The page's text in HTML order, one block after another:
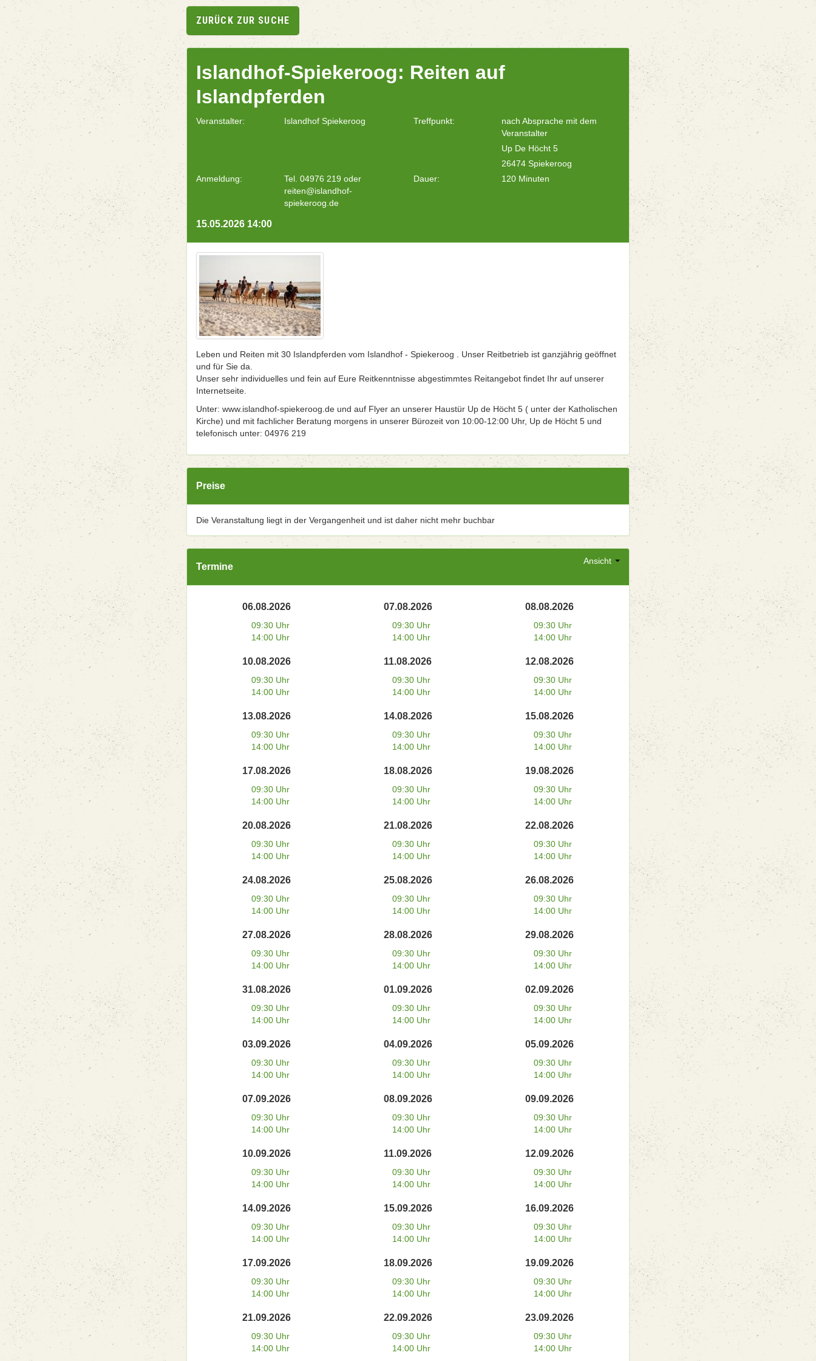
ZURÜCK ZUR SUCHE
Islandhof-Spiekeroog: Reiten auf
Islandpferden
Veranstalter: Islandhof Spiekeroog Treffpunkt:
nach Absprache mit dem
Veranstalter
Up De Höcht 5
26474 Spiekeroog
Anmeldung:
Tel. 04976 219 oder
reiten@islandhof-
spiekeroog.de
Dauer: 120 Minuten
15.05.2026 14:00
Leben und Reiten mit 30 Islandpferden vom Islandhof - Spiekeroog . Unser Reitbetrieb ist ganzjährig geöffnet
und für Sie da.
Unser sehr individuelles und fein auf Eure Reitkenntnisse abgestimmtes Reitangebot findet Ihr auf unserer
Internetseite.
Unter: www.islandhof-spiekeroog.de und auf Flyer an unserer Haustür Up de Höcht 5 ( unter der Katholischen
Kirche) und mit fachlicher Beratung morgens in unserer Bürozeit von 10:00-12:00 Uhr, Up de Höcht 5 und
telefonisch unter: 04976 219
Preise
Die Veranstaltung liegt in der Vergangenheit und ist daher nicht mehr buchbar
Ansicht
Termine
06.08.2026
09:30 Uhr
14:00 Uhr
07.08.2026
09:30 Uhr
14:00 Uhr
08.08.2026
09:30 Uhr
14:00 Uhr
10.08.2026
09:30 Uhr
14:00 Uhr
11.08.2026
09:30 Uhr
14:00 Uhr
12.08.2026
09:30 Uhr
14:00 Uhr
13.08.2026
09:30 Uhr
14:00 Uhr
14.08.2026
09:30 Uhr
14:00 Uhr
15.08.2026
09:30 Uhr
14:00 Uhr
17.08.2026
09:30 Uhr
14:00 Uhr
18.08.2026
09:30 Uhr
14:00 Uhr
19.08.2026
09:30 Uhr
14:00 Uhr
20.08.2026
09:30 Uhr
14:00 Uhr
21.08.2026
09:30 Uhr
14:00 Uhr
22.08.2026
09:30 Uhr
14:00 Uhr
24.08.2026
09:30 Uhr
14:00 Uhr
25.08.2026
09:30 Uhr
14:00 Uhr
26.08.2026
09:30 Uhr
14:00 Uhr
27.08.2026
09:30 Uhr
14:00 Uhr
28.08.2026
09:30 Uhr
14:00 Uhr
29.08.2026
09:30 Uhr
14:00 Uhr
31.08.2026
09:30 Uhr
14:00 Uhr
01.09.2026
09:30 Uhr
14:00 Uhr
02.09.2026
09:30 Uhr
14:00 Uhr
03.09.2026
09:30 Uhr
14:00 Uhr
04.09.2026
09:30 Uhr
14:00 Uhr
05.09.2026
09:30 Uhr
14:00 Uhr
07.09.2026
09:30 Uhr
14:00 Uhr
08.09.2026
09:30 Uhr
14:00 Uhr
09.09.2026
09:30 Uhr
14:00 Uhr
10.09.2026
09:30 Uhr
14:00 Uhr
11.09.2026
09:30 Uhr
14:00 Uhr
12.09.2026
09:30 Uhr
14:00 Uhr
14.09.2026
09:30 Uhr
14:00 Uhr
15.09.2026
09:30 Uhr
14:00 Uhr
16.09.2026
09:30 Uhr
14:00 Uhr
17.09.2026
09:30 Uhr
14:00 Uhr
18.09.2026
09:30 Uhr
14:00 Uhr
19.09.2026
09:30 Uhr
14:00 Uhr
21.09.2026
09:30 Uhr
14:00 Uhr
22.09.2026
09:30 Uhr
14:00 Uhr
23.09.2026
09:30 Uhr
14:00 Uhr